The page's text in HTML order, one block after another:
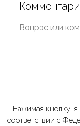
Нажимая кнопку, я
соответствии с